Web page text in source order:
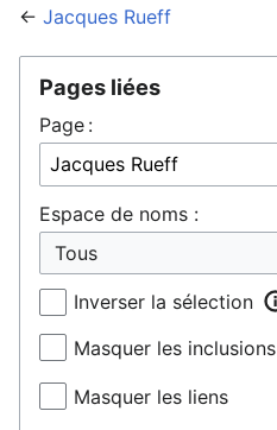
← Jacques Rueff
Pages liées
Page :
Espace de noms :
Inverser la sélection
Masquer les inclusions
Masquer les liens